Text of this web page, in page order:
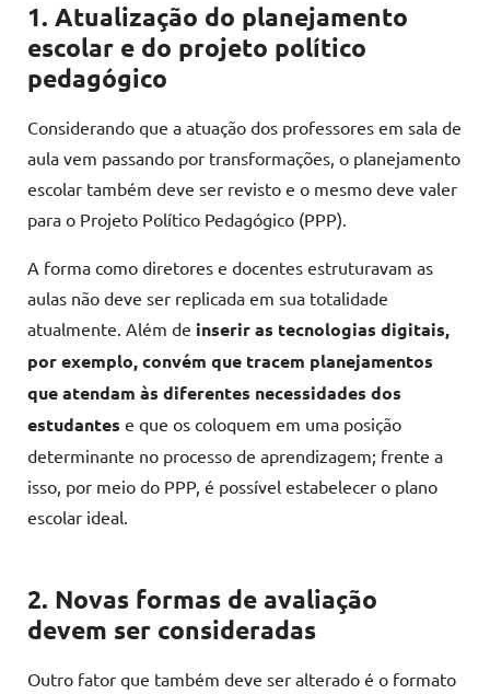
1. Atualização do planejamento
escolar e do projeto político
pedagógico
Considerando que a atuação dos professores em sala de
aula vem passando por transformações, o planejamento
escolar também deve ser revisto e o mesmo deve valer
para o Projeto Político Pedagógico (PPP).
A forma como diretores e docentes estruturavam as
aulas não deve ser replicada em sua totalidade
atualmente. Além de inserir as tecnologias digitais,
por exemplo, convém que tracem planejamentos
que atendam às diferentes necessidades dos
estudantes e que os coloquem em uma posição
determinante no processo de aprendizagem; frente a
isso, por meio do PPP, é possível estabelecer o plano
escolar ideal.
2. Novas formas de avaliação
devem ser consideradas
Outro fator que também deve ser alterado é o formato